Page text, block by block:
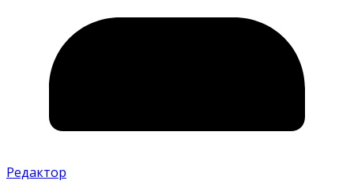
Редактор